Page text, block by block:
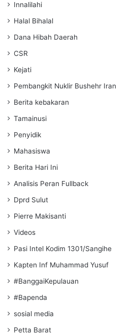
Innalilahi
Halal Bihalal
Dana Hibah Daerah
CSR
Kejati
Pembangkit Nuklir Bushehr Iran
Berita kebakaran
Tamainusi
Penyidik
Mahasiswa
Berita Hari Ini
Analisis Peran Fullback
Dprd Sulut
Pierre Makisanti
Videos
Pasi Intel Kodim 1301/Sangihe
Kapten Inf Muhammad Yusuf
#BanggaiKepulauan
#Bapenda
sosial media
Petta Barat